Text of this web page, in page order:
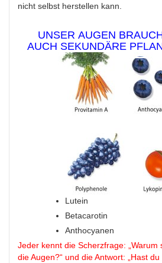
nicht selbst herstellen kann.
UNSER AUGEN
AUCH SEKUNDÄRE
Lutein
Betacarotin
Anthocyanen
Jeder kennt die Scherzfrage:
die Augen?“ und die Antwort: „Hast